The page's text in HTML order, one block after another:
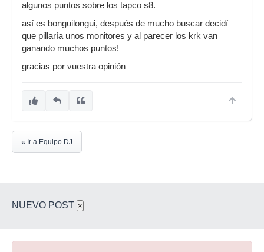
algunos puntos sobre los tapco s8.
así es bonguilongui, después de mucho buscar decidí
que pillaría unos monitores y al parecer los krk van
ganando muchos puntos!
gracias por vuestra opinión
« Ir a Equipo DJ
NUEVO POST ×